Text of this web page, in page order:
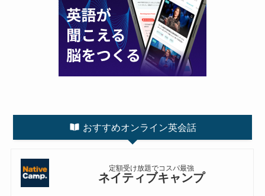
おすすめオンライン英会話
定額受け放題でコスパ最強
ネイティブキャンプ